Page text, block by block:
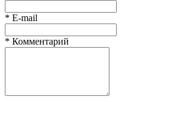
* E-mail
* Комментарий